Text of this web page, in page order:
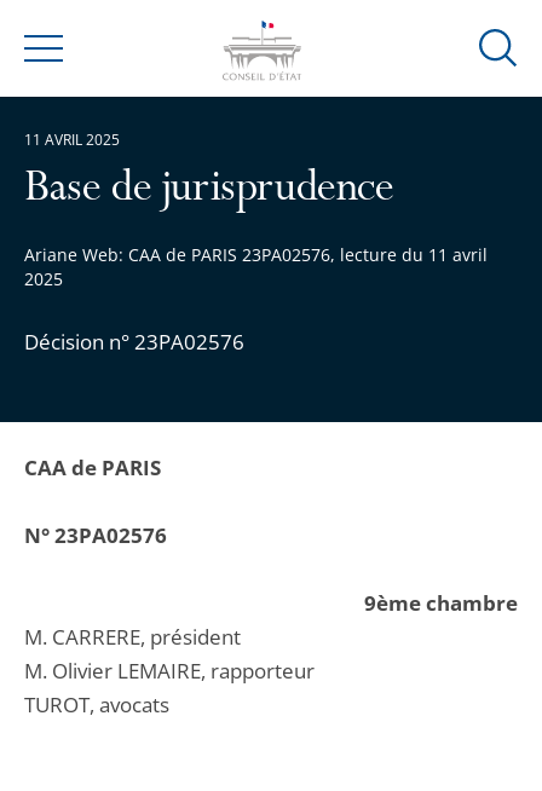
Menu
Ouvrir
Base de jurisprudence
Ariane Web: CAA de PARIS 23PA02576, lecture du 11 avril
2025
Décision n° 23PA02576
11 AVRIL 2025
CAA de PARIS
N° 23PA02576
9ème chambre
M. CARRERE, président
M. Olivier LEMAIRE, rapporteur
TUROT, avocats